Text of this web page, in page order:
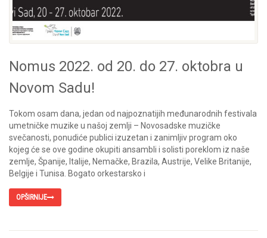
Nomus 2022. od 20. do 27. oktobra u
Novom Sadu!
Tokom osam dana, jedan od najpoznatijih međunarodnih festivala
umetničke muzike u našoj zemlji – Novosadske muzičke
svečanosti, ponudiće publici izuzetan i zanimljiv program oko
kojeg će se ove godine okupiti ansambli i solisti poreklom iz naše
zemlje, Španije, Italije, Nemačke, Brazila, Austrije, Velike Britanije,
Belgije i Tunisa. Bogato orkestarsko i
OPŠIRNIJE